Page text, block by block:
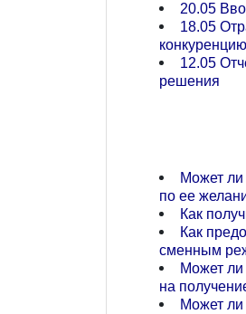
20.05
18.05
конкуренцию
12.05
решения
Может ли
по ее
Как
Как
сменным
Может ли
на
Может ли